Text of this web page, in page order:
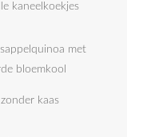
kaneelkoekjes
met
bloemkool
kaas